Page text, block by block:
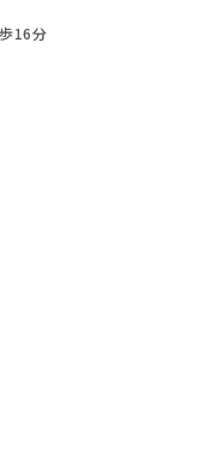
16分